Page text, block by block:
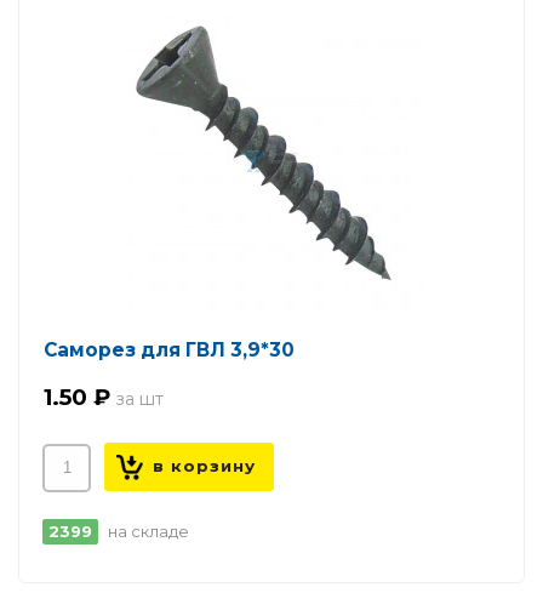
Саморез для ГВЛ 3,9*30
1.50 ₽
2399 на складе